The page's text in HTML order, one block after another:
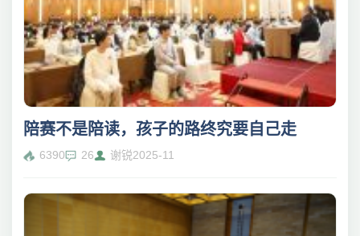
陪赛不是陪读，孩子的路终究要自己走
6390 26 谢锐2025-11